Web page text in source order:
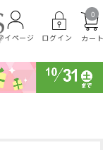
イページ ログイン
0
カート